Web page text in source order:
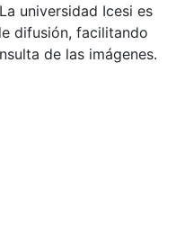
universidad Icesi es
difusión, facilitando
de las imágenes.